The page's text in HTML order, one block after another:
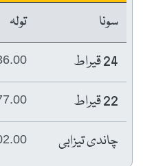
سونا
تولہ
24 قیراط
22 قیراط
چاندی تیزابی